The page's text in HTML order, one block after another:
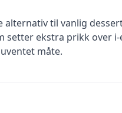
til vanlig
setter ekstra prikk over
måte.